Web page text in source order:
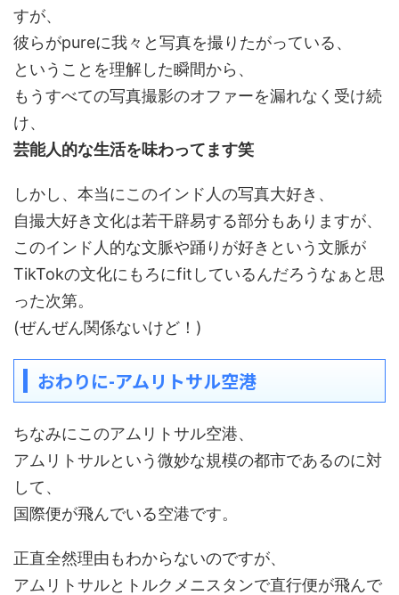
すが、
彼らがpureに我々と写真を撮りたがっている、
ということを理解した瞬間から、
もうすべての写真撮影のオファーを漏れなく受け続
け、
芸能人的な生活を味わってます笑
しかし、本当にこのインド人の写真大好き、
自撮大好き文化は若干辟易する部分もありますが、
このインド人的な文脈や踊りが好きという文脈が
TikTokの文化にもろにfitしているんだろうなぁと思
った次第。
(ぜんぜん関係ないけど！)
おわりに-アムリトサル空港
ちなみにこのアムリトサル空港、
アムリトサルという微妙な規模の都市であるのに対
して、
国際便が飛んでいる空港です。
正直全然理由もわからないのですが、
アムリトサルとトルクメニスタンで直行便が飛んで